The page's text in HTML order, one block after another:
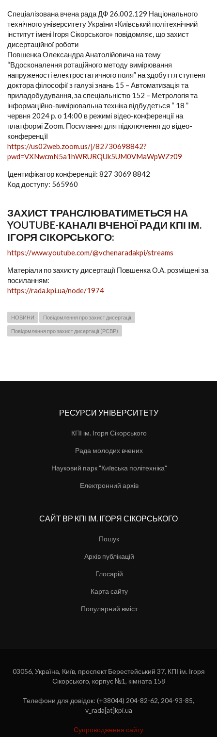
Спеціалізована вчена рада ДФ 26.002.129 Національного
технічного університету України «Київський політехнічний
інститут імені Ігоря Сікорського» повідомляє, що захист
дисертаційної роботи
Повшенка Олександра Анатолійовича на тему
“Вдосконалення ротаційного методу вимірювання
напруженості електростатичного поля” на здобуття ступеня
доктора філософії з галузі знань 15 – Автоматизація та
приладобудування, за спеціальністю 152 – Метрологія та
інформаційно-вимірювальна техніка відбудеться “ 18 ”
червня 2024 р. о 14:00 в режимі відео-конференції на
платформі Zoom. Посилання для підключення до вiдео-
конференцiї
https://us02web.zoom.us/j/82730698842?
pwd=VXNwcmN5a1hWRURQUk5UM0VMaWpWZz09
Ідентифікатор конференції: 827 3069 8842
Код доступу: 565960
ЗАХИСТ ТРАНСЛЮВАТИМЕТЬСЯ НА
YOUTUBE-КАНАЛІ ВЧЕНОЇ РАДИ КПІ ІМ.
ІГОРЯ СІКОРСЬКОГО:
https://www.youtube.com/@vchenaradakpi/streams
Матеріали по захисту дисертації Повшенка О.А. розміщені за
посиланням:
https://rada.kpi.ua/node/1974
НОВИНИ Повідомлення про захист дисертації
Повідомлення про захист дисертації (РСВР)
РЕСУРСИ УНІВЕРСИТЕТУ
КПІ ім. Ігоря Сікорського
Рада молодих вчених
Науковий парк "Київська політехніка"
Електронний архів
САЙТ ВР КПІ ІМ. ІГОРЯ СІКОРСЬКОГО
Пошук
Архів публікацій
Глосарій
Карта сайту
Популярний вміст
03056, Україна, Київ, проспект Берестейський 37, КПІ ім. Ігоря
Сікорського, корпус №1, кімната 158
Телефони для довідок: (+38044) 204-82-62, 204-93-85,
v_rada[at]kpi.ua
Супроводження сайту